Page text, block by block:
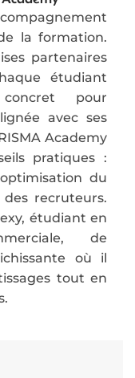
la formation.
partenaires
étudiant
pour
avec ses
Academy
pratiques :
du
recruteurs.
étudiant en
de
où il
tout en